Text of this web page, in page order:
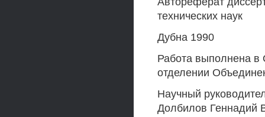
технических наук
Дубна 1990
Работа выполнена в
отделении
Научный
Долбилов Геннадий